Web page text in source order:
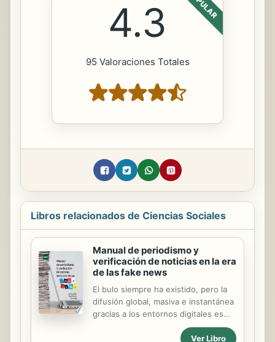
4.3
95 Valoraciones Totales
Libros relacionados de Ciencias Sociales
Manual de periodismo y
verificación de noticias en la era
de las fake news
El bulo siempre ha existido, pero la
difusión global, masiva e instantánea
gracias a los entornos digitales es
algo novedoso. Contagia a toda la
sociedad. Nos coloca ante una
Ver Libro